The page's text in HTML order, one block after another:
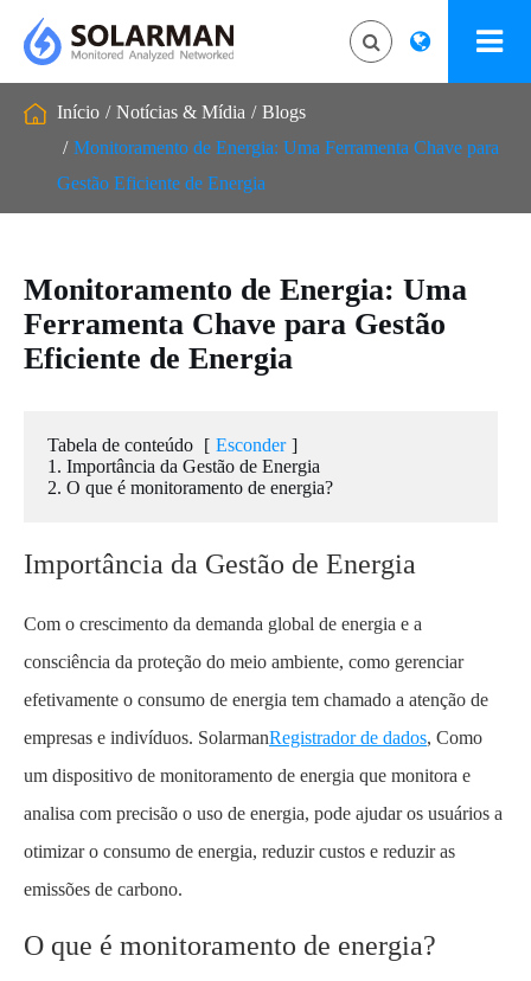
Início Notícias & Mídia
Blogs
Monitoramento de Energia: Uma Ferramenta Chave para
Gestão Eficiente de Energia
Monitoramento de Energia: Uma
Ferramenta Chave para Gestão
Eficiente de Energia
Tabela de conteúdo [ Esconder ]
1. Importância da Gestão de Energia
2. O que é monitoramento de energia?
Importância da Gestão de Energia
Com o crescimento da demanda global de energia e a
consciência da proteção do meio ambiente, como gerenciar
efetivamente o consumo de energia tem chamado a atenção de
empresas e indivíduos. SolarmanRegistrador de dados, Como
um dispositivo de monitoramento de energia que monitora e
analisa com precisão o uso de energia, pode ajudar os usuários a
otimizar o consumo de energia, reduzir custos e reduzir as
emissões de carbono.
O que é monitoramento de energia?